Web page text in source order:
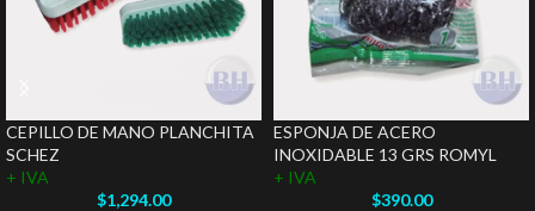
CEPILLO DE MANO PLANCHITA
SCHEZ
+ IVA
$1,294.00
ESPONJA DE ACERO
INOXIDABLE 13 GRS ROMYL
+ IVA
$390.00